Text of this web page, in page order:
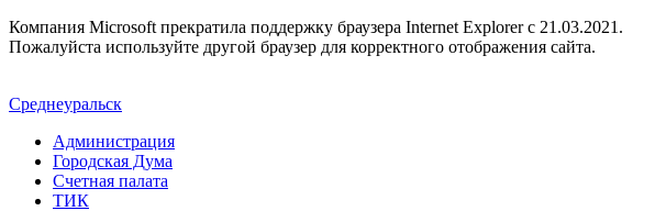
Компания Microsoft прекратила поддержку браузера Internet Explorer c 21.03.2021.
Пожалуйста используйте другой браузер для корректного отображения сайта.
Среднеуральск
Администрация
Городская Дума
Счетная палата
ТИК